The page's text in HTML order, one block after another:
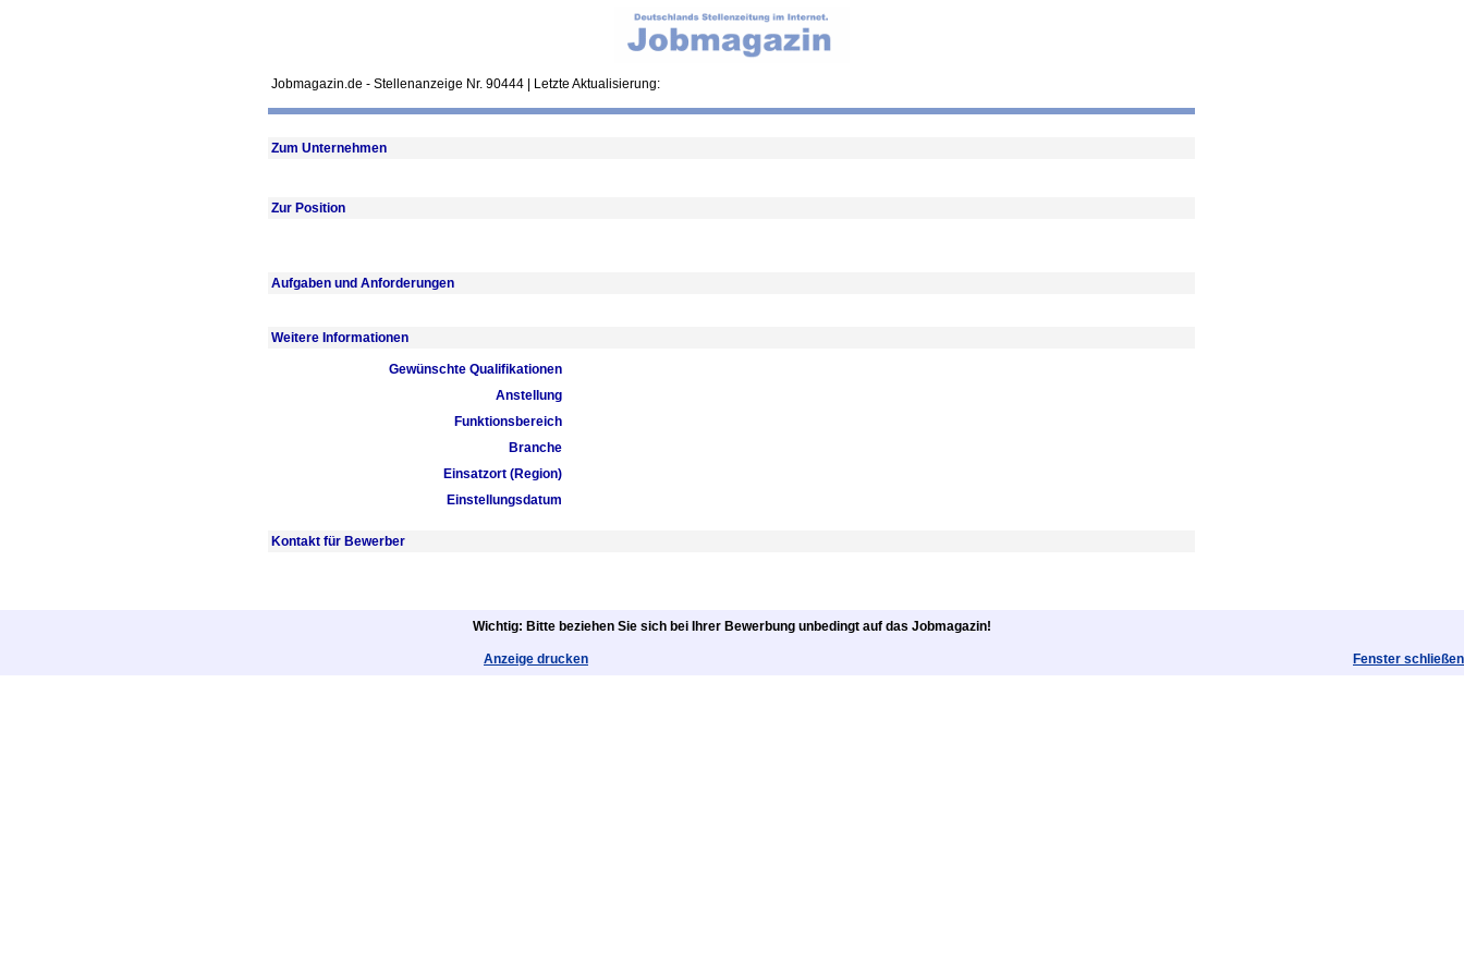
Jobmagazin.de - Stellenanzeige Nr. 90444 | Letzte Aktualisierung:
Zum Unternehmen
Zur Position
Aufgaben und Anforderungen
Weitere Informationen
Gewünschte Qualifikationen
Anstellung
Funktionsbereich
Branche
Einsatzort (Region)
Einstellungsdatum
Kontakt für Bewerber
Wichtig: Bitte beziehen Sie sich bei Ihrer Bewerbung unbedingt auf das Jobmagazin!
Anzeige drucken Fenster schließen